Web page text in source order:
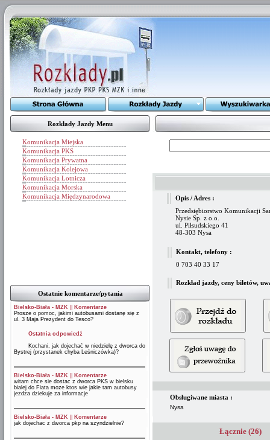
Rozkłady Jazdy Menu
Komunikacja Miejska
Komunikacja PKS
Komunikacja Prywatna
Komunikacja Kolejowa
Komunikacja Lotnicza
Komunikacja Morska
Komunikacja Międzynarodowa
Ostatnie komentarze/pytania
Bielsko-Biała - MZK
Komentarze
Prosze o pomoc, jakimi autobusami dostanę się z
ul. 3 Maja Prezydent do Tesco?
Ostatnia odpowiedź
Kochani, jak dojechać w niedzielę z dworca do
Bystrej (przystanek chyba Leśniczówka)?
Bielsko-Biała - MZK
Komentarze
witam chce sie dostac z dworca PKS w bielsku
bialej do Fiata moze ktos wie jakie tam autobusy
jezdza dziekuje za informacje
Bielsko-Biała - MZK
Komentarze
jak dojechac z dworca pkp na szyndzielnie?
Opis / Adres :
Przedsiębiorstwo Komunikacji
Nysie Sp. z o.o.
ul. Piłsudskiego 41
48-303 Nysa
Kontakt, telefony :
0 703 40 33 17
Rozkład jazdy, ceny biletów,
Obsługiwane miasta :
Nysa
Łącznie (26)